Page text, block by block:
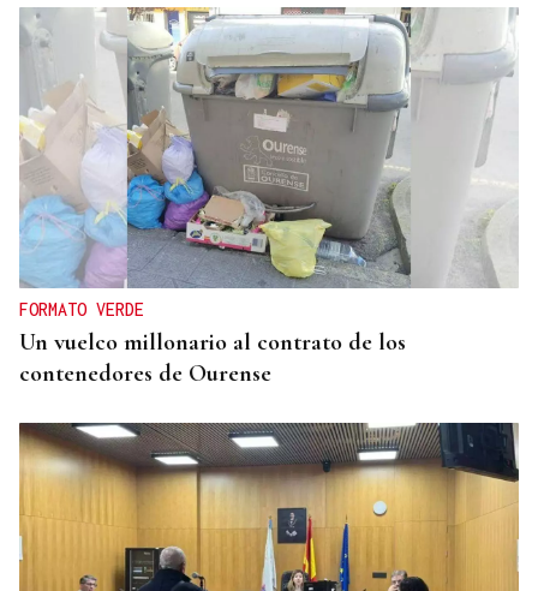
FORMATO VERDE
Un vuelco millonario al contrato de los
contenedores de Ourense